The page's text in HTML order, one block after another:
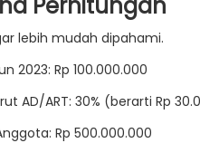
lebih mudah dipahami.
2023: Rp 100.000.000
AD/ART: 30% (berarti Rp
: Rp 500.000.000